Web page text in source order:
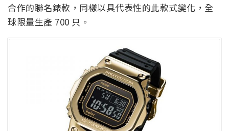
合作的聯名錶款，同樣以具代表性的此款式變化，全
球限量生產 700 只。